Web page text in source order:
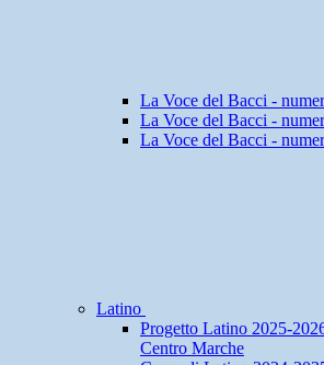
La Voce del Bacci -
La Voce del Bacci -
La Voce del Bacci -
Latino
Progetto Latino 2025-
Centro Marche